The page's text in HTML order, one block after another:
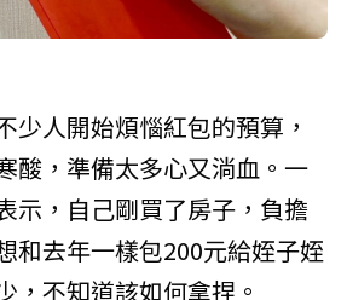
少人開始煩惱紅包的預算，
酸，準備太多心又淌血。一
示，自己剛買了房子，負擔
和去年一樣包200元給姪子姪
，不知道該如何拿捏。